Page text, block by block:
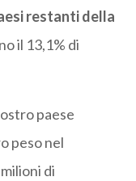
restanti della
il 13,1% di
paese
peso nel
di